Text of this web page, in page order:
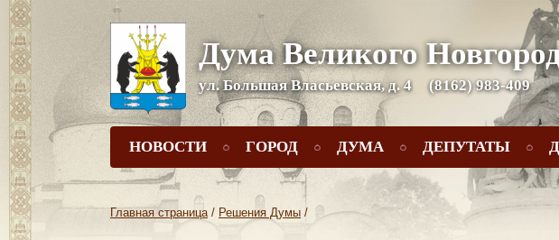
Дума Великого
ул. Большая Власьевская, д. 4 (8162) 983-409
НОВОСТИ ГОРОД ДУМА ДЕПУТАТЫ
Главная страница/ Решения Думы /